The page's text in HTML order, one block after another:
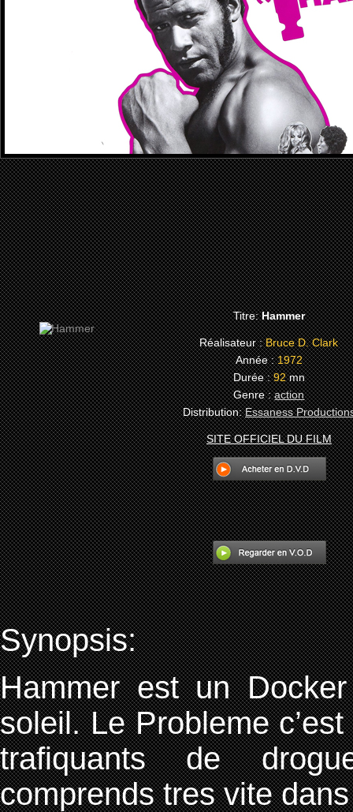
Titre:Hammer
Réalisateur :Bruce D. Clark
Année :1972
Durée :92mn
Genre :action
Distribution: Essaness
SITE OFFICIEL DU FILM
Synopsis:
Hammer est un
soleil. Le Probleme
trafiquants de
comprends tres vite